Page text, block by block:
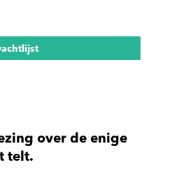
over de enige
telt.